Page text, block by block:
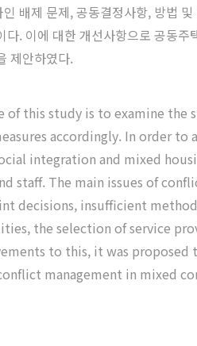
배제 문제, 공동결정사항, 방법
다. 이에 대한 개선사항으로 공동
제안하였다.
of this study is to examine
accordingly. In order
integration and mixed
staff. The main issues of
decisions, insufficient
the selection of service
to this, it was proposed
management in mixed